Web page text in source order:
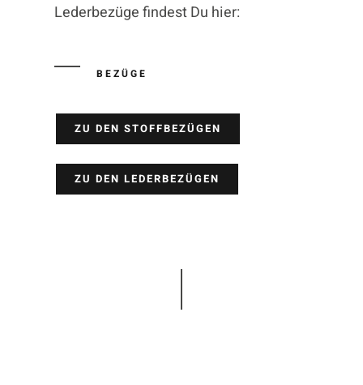
Lederbezüge findest Du hier:
BEZÜGE
ZU DEN STOFFBEZÜGEN
ZU DEN LEDERBEZÜGEN